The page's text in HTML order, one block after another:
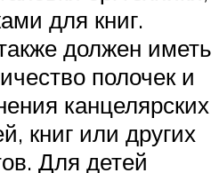
для книг.
должен иметь
полочек и
канцелярских
книг или других
Для детей